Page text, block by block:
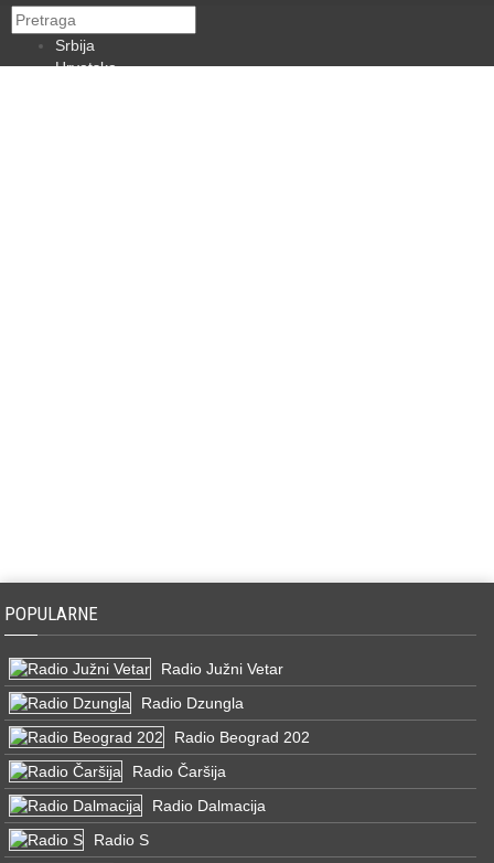
Srbija
Hrvatska
POPULARNE
Radio Južni Vetar
Radio Dzungla
Radio Beograd 202
Radio Čaršija
Radio Dalmacija
Radio S